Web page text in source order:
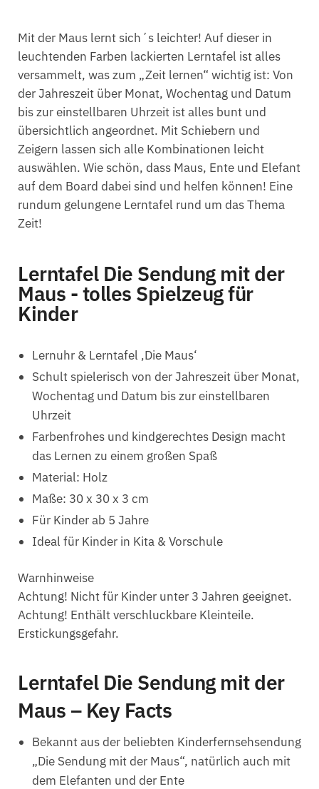
Mit der Maus lernt sich´s leichter! Auf dieser in
leuchtenden Farben lackierten Lerntafel ist alles
versammelt, was zum „Zeit lernen“ wichtig ist: Von
der Jahreszeit über Monat, Wochentag und Datum
bis zur einstellbaren Uhrzeit ist alles bunt und
übersichtlich angeordnet. Mit Schiebern und
Zeigern lassen sich alle Kombinationen leicht
auswählen. Wie schön, dass Maus, Ente und Elefant
auf dem Board dabei sind und helfen können! Eine
rundum gelungene Lerntafel rund um das Thema
Zeit!
Lerntafel Die Sendung mit der
Maus - tolles Spielzeug für
Kinder
Lernuhr & Lerntafel ‚Die Maus‘
Schult spielerisch von der Jahreszeit über Monat,
Wochentag und Datum bis zur einstellbaren
Uhrzeit
Farbenfrohes und kindgerechtes Design macht
das Lernen zu einem großen Spaß
Material: Holz
Maße: 30 x 30 x 3 cm
Für Kinder ab 5 Jahre
Ideal für Kinder in Kita & Vorschule
Warnhinweise
Achtung! Nicht für Kinder unter 3 Jahren geeignet.
Achtung! Enthält verschluckbare Kleinteile.
Erstickungsgefahr.
Lerntafel Die Sendung mit der
Maus – Key Facts
Bekannt aus der beliebten Kinderfernsehsendung
„Die Sendung mit der Maus“, natürlich auch mit
dem Elefanten und der Ente